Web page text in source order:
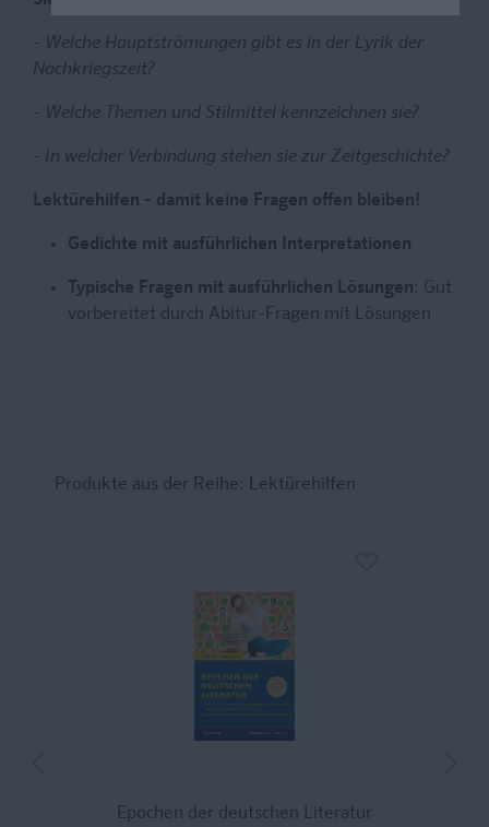
- Welche Hauptströmungen gibt es in der Lyrik der
Nachkriegszeit?
- Welche Themen und Stilmittel kennzeichnen sie?
- In welcher Verbindung stehen sie zur Zeitgeschichte?
Lektürehilfen - damit keine Fragen offen bleiben!
Gedichte mit ausführlichen Interpretationen
Typische Fragen mit ausführlichen Lösungen: Gut
vorbereitet durch Abitur-Fragen mit Lösungen
Produkte aus der Reihe: Lektürehilfen
Epochen der deutschen Literatur